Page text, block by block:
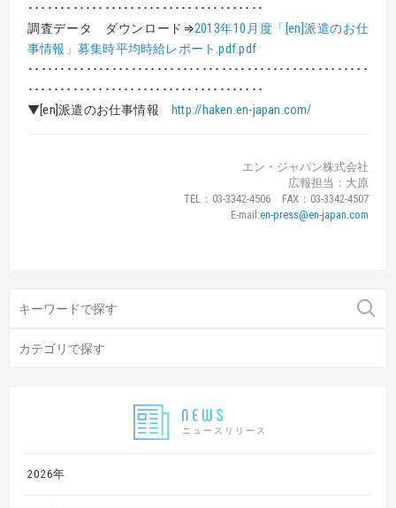
ニュースリリース
2026年
･････････････････････････････････････
調査データ ダウンロード⇒2013年10月度「[en]派遣のお仕
事情報」募集時平均時給レポート.pdf.pdf
･････････････････････････････････････････････････････
･････････････････････････････････････
▼[en]派遣のお仕事情報
http://haken.en-japan.com/
エン・ジャパン株式会社
広報担当：大原
TEL：03-3342-4506 FAX：03-3342-4507
E-mail:en-press@en-japan.com